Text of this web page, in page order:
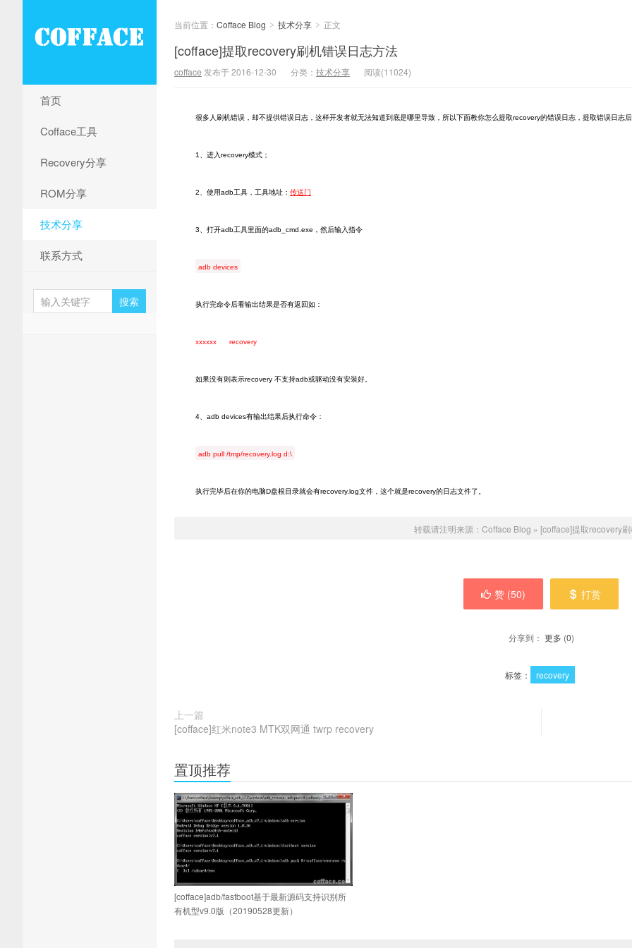
首页
Cofface工具
Recovery分享
ROM分享
技术分享
联系方式
当前位置： Cofface Blog > 技术分享 > 正文
[cofface]提取recovery刷机错误日志方法
cofface 发布于 2016-12-30 分类： 技术分享 阅读(11024)
很多人刷机错误，却不提供错误日志，这样开发者就无法知道到底是哪里导致，所以下面教你怎么提取recovery的错误日志，提取错误日志
1、进入recovery模式；
2、使用adb工具，工具地址： 传送门
3、打开adb工具里面的adb_cmd.exe，然后输入指令
adb devices
执行完命令后看输出结果是否有返回如：
xxxxxx recovery
如果没有则表示recovery 不支持adb或驱动没有安装好。
4、adb devices有输出结果后执行命令：
adb pull /tmp/recovery.log d:\
执行完毕后在你的电脑D盘根目录就会有recovery.log文件，这个就是recovery的日志文件了。
转载请注明来源： Cofface Blog » [cofface]提取recovery
赞 (50) 打赏
分享到： 更多 (0)
标签： recovery
上一篇
[cofface]红米note3 MTK双网通 twrp recovery
置顶推荐
[cofface]adb/fastboot基于最新源码支持识别所
有机型v9.0版（20190528更新）